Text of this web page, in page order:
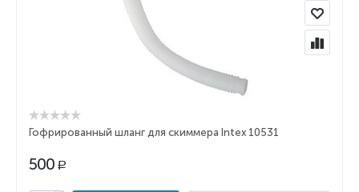
Гофрированный шланг для скиммера Intex 10531
500 Р